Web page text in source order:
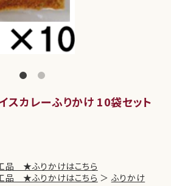
スカレーふりかけ 10袋セット
品 ★ふりかけはこちら
品 ★ふりかけはこちら ＞ ふりかけ